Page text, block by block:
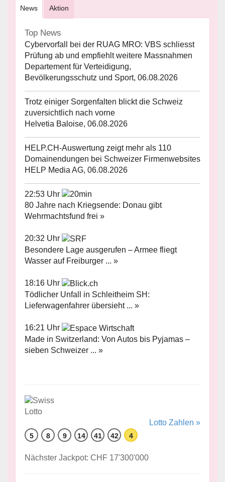
News Aktion
Top News
Cybervorfall bei der RUAG MRO: VBS schliesst
Prüfung ab und empfiehlt weitere Massnahmen
Departement für Verteidigung,
Bevölkerungsschutz und Sport, 06.08.2026
Trotz einiger Sorgenfalten blickt die Schweiz
zuversichtlich nach vorne
Helvetia Baloise, 06.08.2026
HELP.CH-Auswertung zeigt mehr als 110
Domainendungen bei Schweizer Firmenwebsites
HELP Media AG, 06.08.2026
22:53 Uhr
80 Jahre nach Kriegsende: Donau gibt
Wehrmachtsfund frei »
20:32 Uhr
Besondere Lage ausgerufen – Armee fliegt
Wasser auf Freiburger ... »
18:16 Uhr
Tödlicher Unfall in Schleitheim SH:
Lieferwagenfahrer übersieht ... »
16:21 Uhr
Made in Switzerland: Von Autos bis Pyjamas –
sieben Schweizer ... »
Lotto Zahlen »
5 8 9 14 41 42 4
Nächster Jackpot: CHF 17'300'000